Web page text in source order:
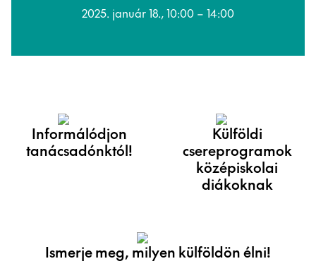
2025. január 18., 10:00 – 14:00
Informálódjon
tanácsadónktól!
Külföldi
csereprogramok
középiskolai
diákoknak
Ismerje meg, milyen külföldön élni!